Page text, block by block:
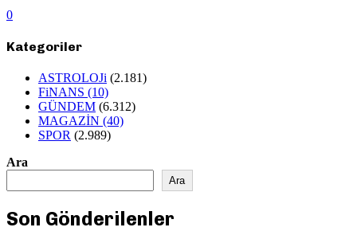
0
Kategoriler
ASTROLOJi (2.181)
FiNANS (10)
GÜNDEM (6.312)
MAGAZİN (40)
SPOR (2.989)
Ara
Ara
Son Gönderilenler